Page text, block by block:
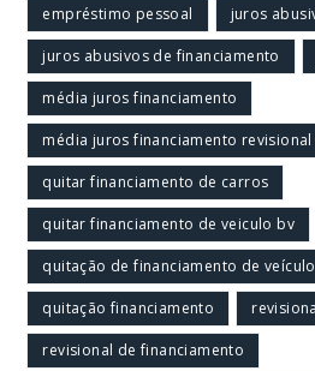
empréstimo pessoal juros
juros abusivos de financiamento
média juros financiamento
média juros financiamento
quitar financiamento de carros
quitar financiamento de veiculo bv
quitação de financiamento de
quitação financiamento
revisional de financiamento